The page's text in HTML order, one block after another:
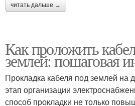
читать дальше →
Как проложить
землей: пошаговая
Прокладка кабеля под землей на
этап организации
способ прокладки не только